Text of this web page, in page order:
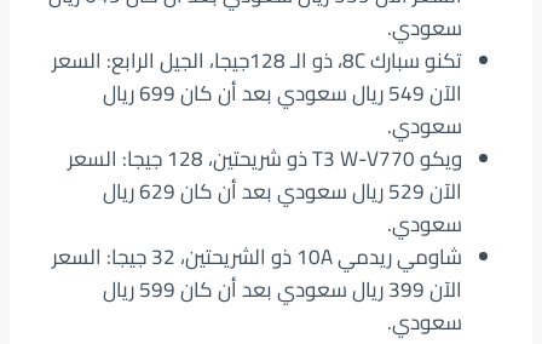
سعودي.
تكنو سبارك 8C، ذو الـ 128جيجا، الجيل الرابع: السعر
الآن 549 ريال سعودي بعد أن كان 699 ريال
سعودي.
ويكو T3 W-V770 ذو شريحتين، 128 جيجا: السعر
الآن 529 ريال سعودي بعد أن كان 629 ريال
سعودي.
شاومي ريدمي 10A ذو الشريحتين، 32 جيجا: السعر
الآن 399 ريال سعودي بعد أن كان 599 ريال
سعودي.